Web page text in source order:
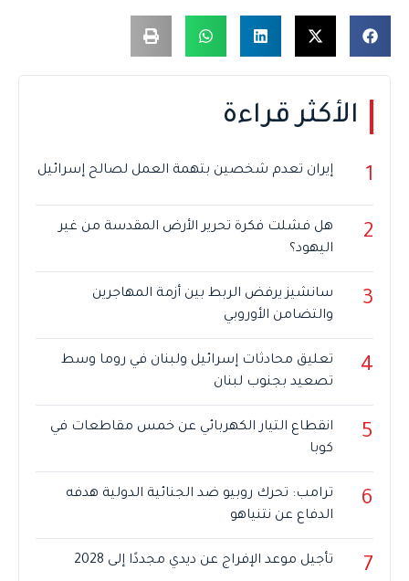
الأكثر قراءة
1 إيران تعدم شخصين بتهمة العمل لصالح إسرائيل
2
هل فشلت فكرة تحرير الأرض المقدسة من غير
اليهود؟
3
سانشيز يرفض الربط بين أزمة المهاجرين
والتضامن الأوروبي
4
تعليق محادثات إسرائيل ولبنان في روما وسط
تصعيد بجنوب لبنان
5
انقطاع التيار الكهربائي عن خمس مقاطعات في
كوبا
6
ترامب: تحرك روبيو ضد الجنائية الدولية هدفه
الدفاع عن نتنياهو
7 تأجيل موعد الإفراج عن ديدي مجددًا إلى 2028